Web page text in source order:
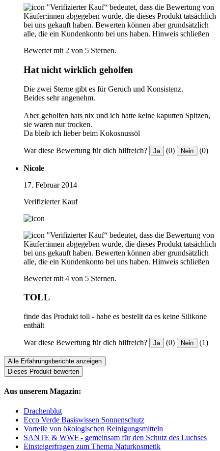
"Verifizierter Kauf“ bedeutet, dass die Bewertung von
Käufer:innen abgegeben wurde, die dieses Produkt tatsächlich
bei uns gekauft haben. Bewerten können aber grundsätzlich
alle, die ein Kundenkonto bei uns haben. Hinweis schließen
Bewertet mit 2 von 5 Sternen.
Hat nicht wirklich geholfen
Die zwei Sterne gibt es für Geruch und Konsistenz.
Beides sehr angenehm.
Aber geholfen hats nix und ich hatte keine kaputten Spitzen,
sie waren nur trocken.
Da bleib ich lieber beim Kokosnussöl
War diese Bewertung für dich hilfreich? Ja (0) Nein (0)
Nicole
17. Februar 2014
Verifizierter Kauf
"Verifizierter Kauf“ bedeutet, dass die Bewertung von
Käufer:innen abgegeben wurde, die dieses Produkt tatsächlich
bei uns gekauft haben. Bewerten können aber grundsätzlich
alle, die ein Kundenkonto bei uns haben. Hinweis schließen
Bewertet mit 4 von 5 Sternen.
TOLL
finde das Produkt toll - habe es bestellt da es keine Silikone
enthält
War diese Bewertung für dich hilfreich? Ja (0) Nein (1)
Alle Erfahrungsberichte anzeigen
Dieses Produkt bewerten
Aus unserem Magazin:
Drachenblut
Ecco Verde Basiswissen Sonnenschutz
Vorteile von ökologischen Reinigungsmitteln
SANTE & WWF - gemeinsam für den Schutz des Luchses
Einsteigerfragen zum Thema Naturkosmetik